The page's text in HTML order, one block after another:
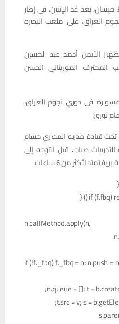
ميسان، بعد غد الإثنين، في إطار
العراق، على ملعب البصرة
الأيمن أحمد عبد الحسين
المحترف الموريتاني الحسن
في دوري نجوم العراق،
نوروز.
تحت قيادة مدربه المصري حسام
صباحا، قبل التوجه إلى
تمتد لأكثر من 6 ساعات.
if (f.fbq)
if (!f._fbq) f._fbq = n; n.push =
n.queue = []; t =
t.src = v; s =